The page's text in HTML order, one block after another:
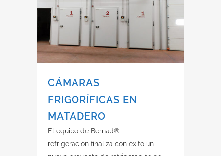
CÁMARAS
FRIGORÍFICAS EN
MATADERO
El equipo de Bernad®
refrigeración finaliza con éxito un